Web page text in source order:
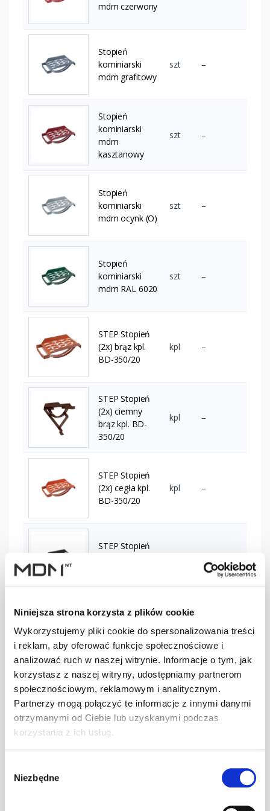
Niniejsza strona korzysta z plików cookie
Wykorzystujemy pliki cookie do spersonalizowania treści
i reklam, aby oferować funkcje społecznościowe i
analizować ruch w naszej witrynie. Informacje o tym, jak
korzystasz z naszej witryny, udostępniamy partnerom
społecznościowym, reklamowym i analitycznym.
Partnerzy mogą połączyć te informacje z innymi danymi
otrzymanymi od Ciebie lub uzyskanymi podczas
korzystania z ich usług.
zgody
Niezbędne
mdm czerwony
Stopień
kominiarski
mdm grafitowy
szt –
Stopień
kominiarski
mdm
kasztanowy
szt –
Stopień
kominiarski
mdm ocynk (O)
szt –
Stopień
kominiarski
mdm RAL 6020
szt –
STEP Stopień
(2x) brąz kpl.
BD-350/20
kpl –
STEP Stopień
(2x) ciemny
brąz kpl. BD-
350/20
kpl –
STEP Stopień
(2x) cegła kpl.
BD-350/20
kpl –
STEP Stopień
STEP Stopień
(2x) czerwony
kpl. BD-350/20
kpl –
STEP Stopień
(2x) grafit kpl.
BD-350/20
kpl –